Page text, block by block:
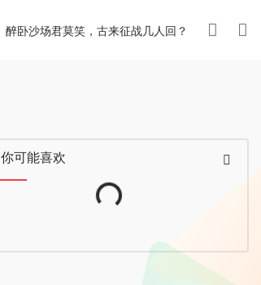
醉卧沙场君莫笑，古来征战几人回？
你可能喜欢 Loading...